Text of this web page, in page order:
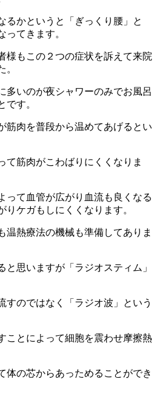
るかというと「ぎっくり腰」と
ってきます。
様もこの２つの症状を訴えて来院
。
多いのが夜シャワーのみでお風呂
です。
筋肉を普段から温めてあげるとい
て筋肉がこわばりにくくなりま
って血管が広がり血流も良くなる
りケガもしにくくなります。
温熱療法の機械も準備してありま
と思いますが「ラジオスティム」
すのではなく「ラジオ波」という
ことによって細胞を震わせ摩擦熱
体の芯からあっためることができ